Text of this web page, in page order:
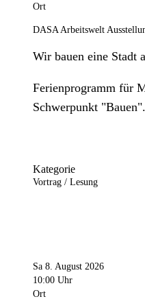
Ort
DASA Arbeitswelt
Wir bauen eine Stadt
Ferienprogramm für
Schwerpunkt "Bauen".
Kategorie
Vortrag / Lesung
Sa 8. August 2026
10:00 Uhr
Ort